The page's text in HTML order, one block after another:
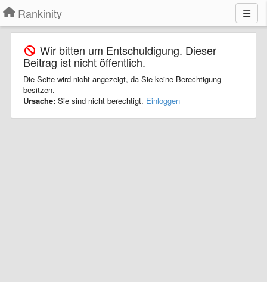
Rankinity
Wir bitten um Entschuldigung. Dieser
Beitrag ist nicht öffentlich.
Die Seite wird nicht angezeigt, da Sie keine Berechtigung
besitzen.
Ursache: Sie sind nicht berechtigt. Einloggen